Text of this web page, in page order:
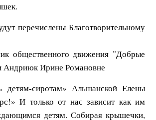
перечислены Благотворительному
общественного движения "Добрые
Андриюк Ирине Романовне
детям-сиротам» Альшанской Елены
И только от нас зависит как им
детям. Собирая крышечки,